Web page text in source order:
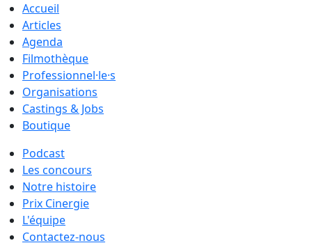
Accueil
Articles
Agenda
Filmothèque
Professionnel·le·s
Organisations
Castings & Jobs
Boutique
Podcast
Les concours
Notre histoire
Prix Cinergie
L'équipe
Contactez-nous